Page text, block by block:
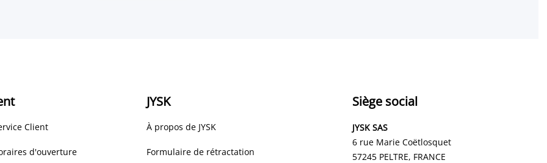
Client
d'ouverture
JYSK
À propos de JYSK
Formulaire de rétractation
Siège social
JYSK SAS
6 rue Marie Coëtlosquet
57245 PELTRE, FRANCE